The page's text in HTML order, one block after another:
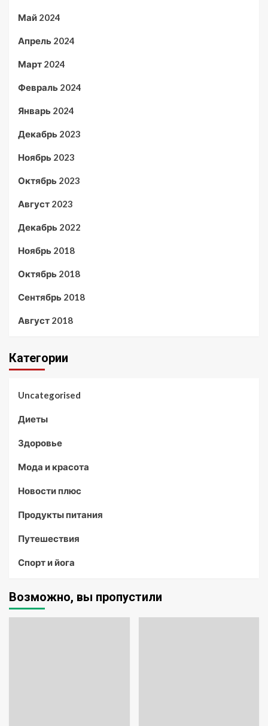
Май 2024
Апрель 2024
Март 2024
Февраль 2024
Январь 2024
Декабрь 2023
Ноябрь 2023
Октябрь 2023
Август 2023
Декабрь 2022
Ноябрь 2018
Октябрь 2018
Сентябрь 2018
Август 2018
Категории
Uncategorised
Диеты
Здоровье
Мода и красота
Новости плюс
Продукты питания
Путешествия
Спорт и йога
Возможно, вы пропустили